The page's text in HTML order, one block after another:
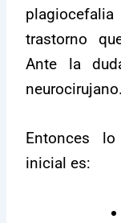
trastorno
Ante la
neurocirujano.
Entonces
inicial es: